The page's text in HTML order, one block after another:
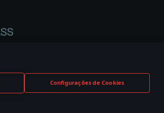
Configurações de Cookies